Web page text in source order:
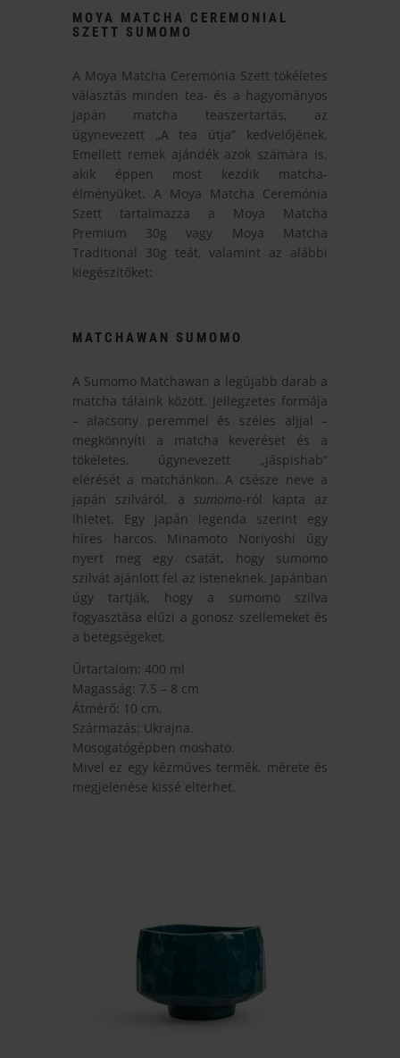
MOYA MATCHA CEREMONIAL
SZETT SUMOMO
A Moya Matcha Ceremónia Szett tökéletes
választás minden tea- és a hagyományos
japán matcha teaszertartás, az
úgynevezett „A tea útja” kedvelőjének.
Emellett remek ajándék azok számára is,
akik éppen most kezdik matcha-
élményüket. A Moya Matcha Ceremónia
Szett tartalmazza a Moya Matcha
Premium 30g vagy Moya Matcha
Traditional 30g teát, valamint az alábbi
kiegészítőket:
MATCHAWAN SUMOMO
A Sumomo Matchawan a legújabb darab a
matcha tálaink között. Jellegzetes formája
– alacsony peremmel és széles aljjal –
megkönnyíti a matcha keverését és a
tökéletes, úgynevezett „jáspishab”
elérését a matchánkon. A csésze neve a
japán szilváról, asumomo-ról kapta az
ihletet. Egy japán legenda szerint egy
híres harcos, Minamoto Noriyoshi úgy
nyert meg egy csatát, hogy sumomo
szilvát ajánlott fel az isteneknek. Japánban
úgy tartják, hogy a sumomo szilva
fogyasztása elűzi a gonosz szellemeket és
a betegségeket.
Űrtartalom: 400 ml
Magasság: 7,5 – 8 cm
Átmérő: 10 cm.
Származás: Ukrajna.
Mosogatógépben mosható.
Mivel ez egy kézműves termék, mérete és
megjelenése kissé eltérhet.